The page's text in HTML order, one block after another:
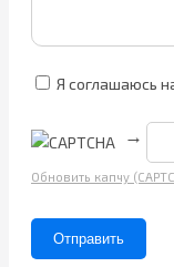
Я соглашаюсь
→
Обновить капчу